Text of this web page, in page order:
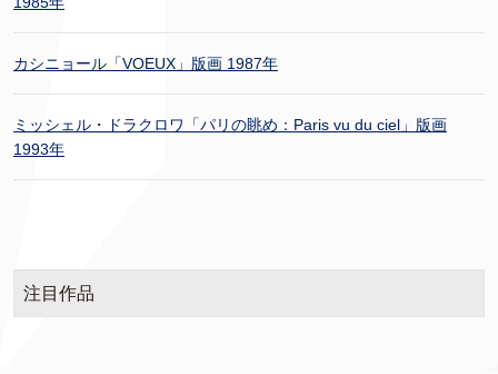
カシニョール「VOEUX」版画 1987年
ミッシェル・ドラクロワ「パリの眺め：Paris vu du ciel」版画
1993年
注目作品